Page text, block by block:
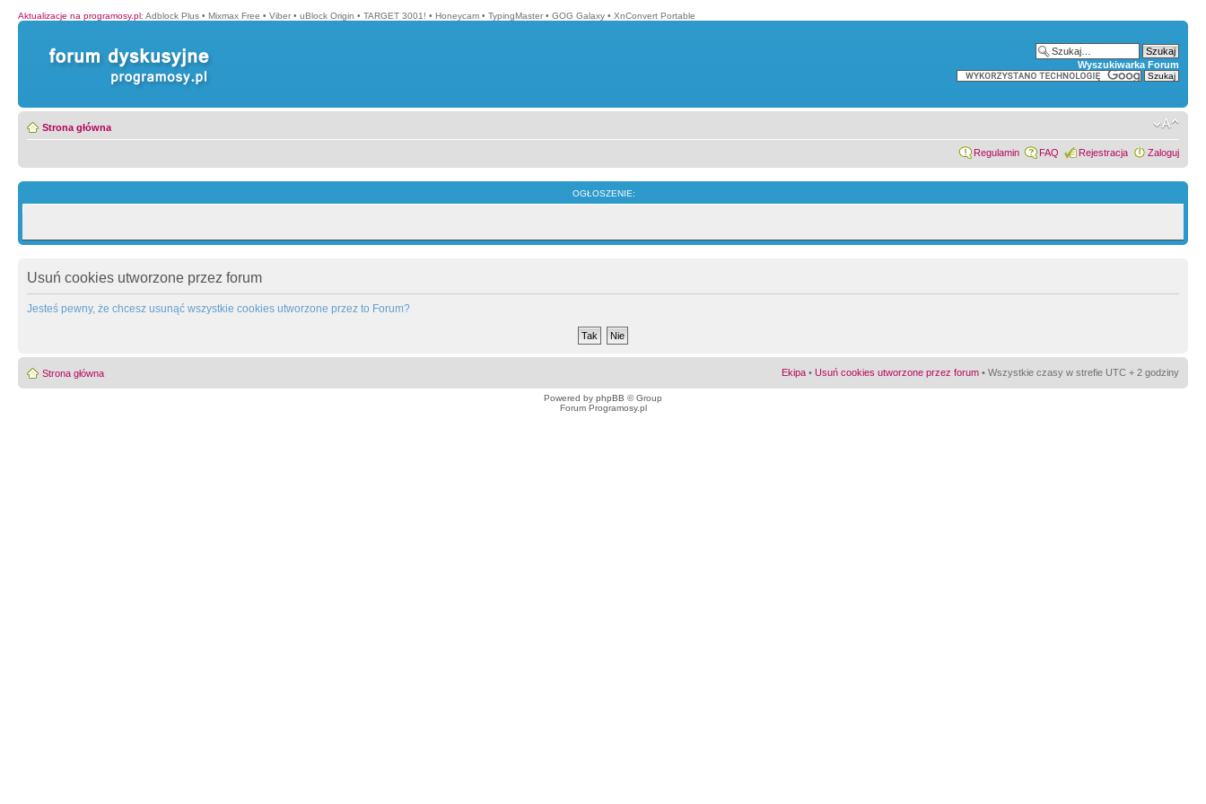
Aktualizacje na programosy.pl: Adblock Plus • Mixmax Free • Viber • uBlock Origin • TARGET 3001! • Honeycam • TypingMaster • GOG Galaxy • XnConvert Portable
Wyszukiwarka Forum
Strona główna
Regulamin FAQ Rejestracja Zaloguj
OGŁOSZENIE:
Usuń cookies utworzone przez forum
Jesteś pewny, że chcesz usunąć wszystkie cookies utworzone przez to Forum?
Strona główna Ekipa • Usuń cookies utworzone przez forum • Wszystkie czasy w strefie UTC + 2 godziny
Powered by phpBB © Group
Forum Programosy.pl